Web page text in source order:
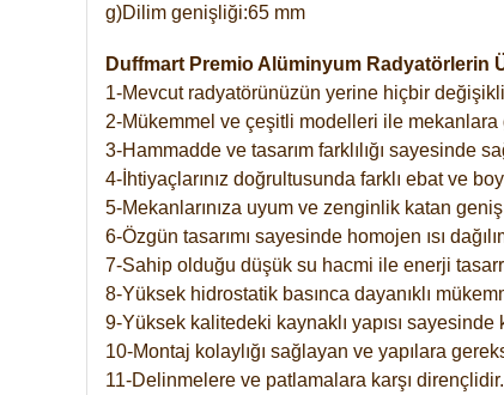
g)Dilim genişliği:65 mm
Duffmart Premio Alüminyum Radyatörlerin
1-Mevcut radyatörünüzün yerine hiçbir
2-Mükemmel ve çeşitli modelleri ile mekanlara
3-Hammadde ve tasarım farklılığı sayesinde
4-İhtiyaçlarınız doğrultusunda farklı ebat ve
5-Mekanlarınıza uyum ve zenginlik katan
6-Özgün tasarımı sayesinde homojen ısı
7-Sahip olduğu düşük su hacmi ile enerji
8-Yüksek hidrostatik basınca dayanıklı
9-Yüksek kalitedeki kaynaklı yapısı
10-Montaj kolaylığı sağlayan ve yapılara
11-Delinmelere ve patlamalara karşı dirençlidir.